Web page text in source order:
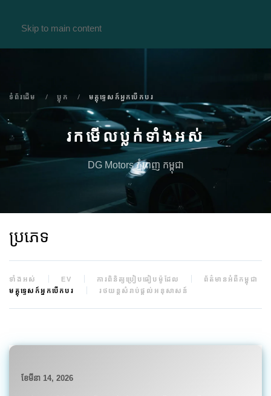
Skip to main content
ទំព័រ​ដើម ប្លុក មគ្គុទ្ទេសក៍អ្នកបើកបរ
រកមើលប្លក់ទាំងអស់
DG Motors ភ្នំពេញ កម្ពុជា
ប្រភេទ
ទាំងអស់ EV ការពិនិត្យប្រៀបធៀបម៉ូដែល
ព័ត៌មានអំពីកម្ពុជា
មគ្គុទ្ទេសក៍អ្នកបើកបរ
រថយន្តសំរាប់ផ្តល់អនុសាសន៍
ខែ​មីនា 14, 2026